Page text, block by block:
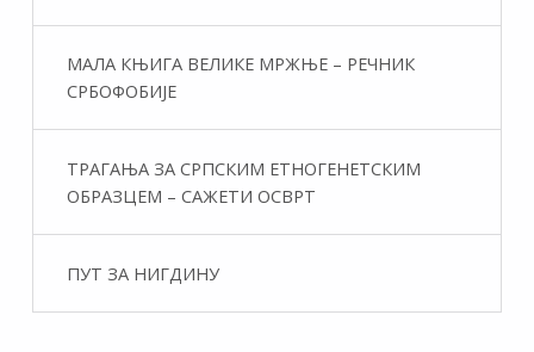
МАЛА КЊИГА ВЕЛИКЕ МРЖЊЕ – РЕЧНИК
СРБОФОБИЈЕ
ТРАГАЊА ЗА СРПСКИМ ЕТНОГЕНЕТСКИМ
ОБРАЗЦЕМ – САЖЕТИ ОСВРТ
ПУТ ЗА НИГДИНУ